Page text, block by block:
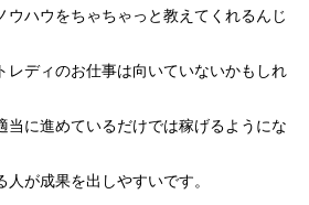
ウハウをちゃちゃっと教えてくれるんじ
レディのお仕事は向いていないかもしれ
当に進めているだけでは稼げるようにな
が成果を出しやすいです。